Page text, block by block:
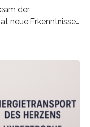
der
neue Erkenntnisse
Studie,
dass Mini-Tumore
Patienten –
können, um
am besten
das künftig